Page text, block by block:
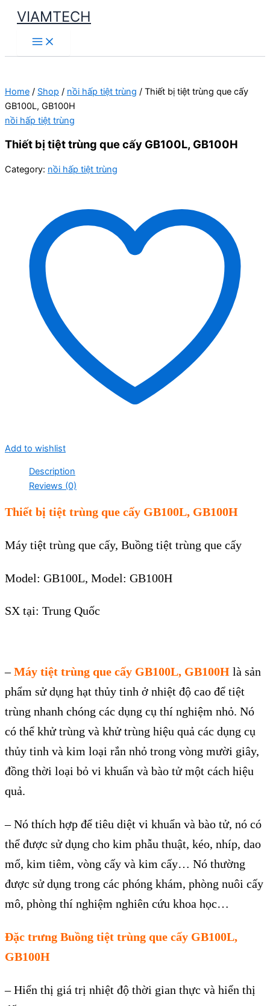
Skip
content
VIAMTECH
Main
Menu
Home / Shop / nồi hấp tiệt trùng / Thiết bị tiệt trùng que cấy
GB100L, GB100H
nồi hấp tiệt trùng
Thiết bị tiệt trùng que cấy GB100L, GB100H
Category: nồi hấp tiệt trùng
Add to wishlist
Description
Reviews (0)
Thiết bị tiệt trùng que cấy GB100L, GB100H
Máy tiệt trùng que cấy, Buồng tiệt trùng que cấy
Model: GB100L, Model: GB100H
SX tại: Trung Quốc
–Máy tiệt trùng que cấy GB100L, GB100H là sản
phẩm sử dụng hạt thủy tinh ở nhiệt độ cao để tiệt
trùng nhanh chóng các dụng cụ thí nghiệm nhỏ. Nó
có thể khử trùng và khử trùng hiệu quả các dụng cụ
thủy tinh và kim loại rắn nhỏ trong vòng mười giây,
đồng thời loại bỏ vi khuẩn và bào tử một cách hiệu
quả.
–Nó thích hợp để tiêu diệt vi khuẩn và bào tử, nó có
thể được sử dụng cho kim phẫu thuật, kéo, nhíp, dao
mổ, kim tiêm, vòng cấy và kim cấy… Nó thường
được sử dụng trong các phóng khám, phòng nuôi cấy
mô, phòng thí nghiệm nghiên cứu khoa học…
Đặc trưng Buồng tiệt trùng que cấy GB100L,
GB100H
–Hiển thị giá trị nhiệt độ thời gian thực và hiển thị